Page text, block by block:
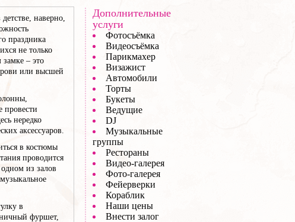
наверно,
праздника
не только
– это
или высшей
провести
нередко
аксессуаров.
в костюмы
проводится
из залов
в
фуршет,
Дополнительные
услуги
Фотосъёмка
Видеосъёмка
Парикмахер
Визажист
Автомобили
Торты
Букеты
Ведущие
DJ
Музыкальные
группы
Рестораны
Видео-галерея
Фото-галерея
Фейерверки
Кораблик
Наши цены
Внести залог